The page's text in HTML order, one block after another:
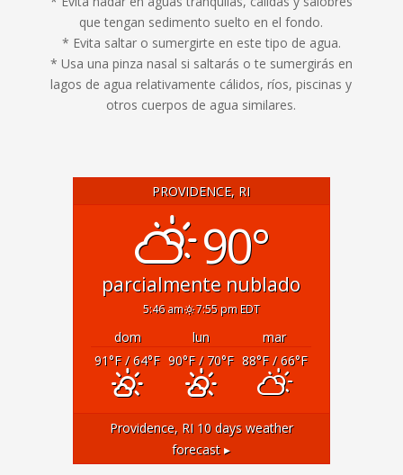
que tengan sedimento suelto en el fondo.
* Evita saltar o sumergirte en este tipo de agua.
* Usa una pinza nasal si saltarás o te sumergirás en
lagos de agua relativamente cálidos, ríos, piscinas y
otros cuerpos de agua similares.
PROVIDENCE, RI
90°
parcialmente nublado
5:46 am 7:55 pm EDT
dom lun
mar
91°F/ 64°F 90°F/ 70°F 88°F/ 66°F
Providence, RI10 days weather
forecast ▸